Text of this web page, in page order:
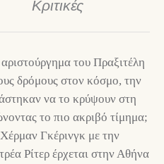
Κριτικές
του Πραξιτέλη
δρόμους στον κόσμο, την
να το κρύψουν στη
το πιο ακριβό τίμημα;
Γκέρινγκ με την
Ρίτερ έρχεται στην Αθήνα